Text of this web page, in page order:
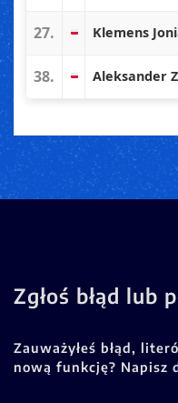
27. Klemens
38. Aleksander
Zgłoś błąd lub
Zauważyłeś błąd,
nową funkcję? Napisz